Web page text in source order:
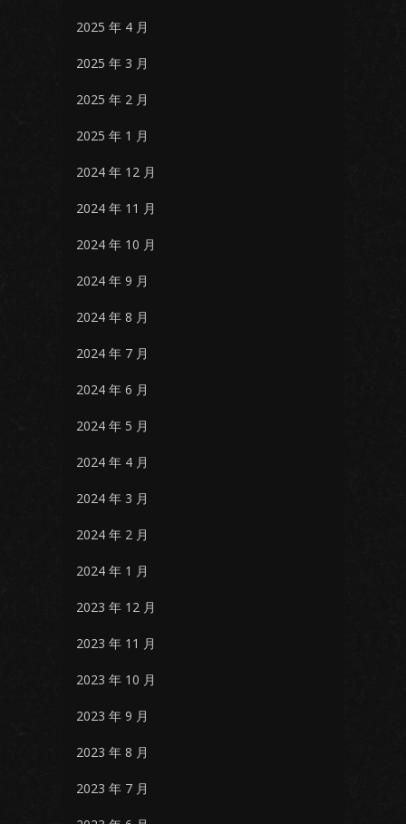
2025 年 4 月
2025 年 3 月
2025 年 2 月
2025 年 1 月
2024 年 12 月
2024 年 11 月
2024 年 10 月
2024 年 9 月
2024 年 8 月
2024 年 7 月
2024 年 6 月
2024 年 5 月
2024 年 4 月
2024 年 3 月
2024 年 2 月
2024 年 1 月
2023 年 12 月
2023 年 11 月
2023 年 10 月
2023 年 9 月
2023 年 8 月
2023 年 7 月